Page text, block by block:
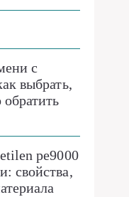
с
выбрать,
обратить
pe9000
свойства,